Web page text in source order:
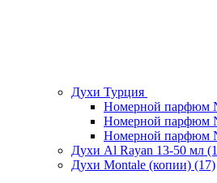
Духи Турция
Номерной парфюм
Номерной парфюм
Номерной парфюм
Духи Al Rayan 13-50 мл
Духи Montale (копии) (17)